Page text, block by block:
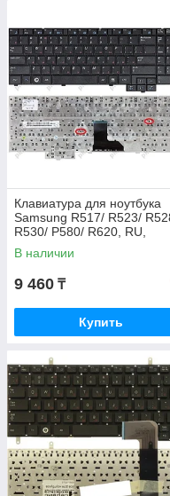
Клавиатура для ноутбука
Samsung R517/ R523/
R530/ P580/ R620, RU,
черная
В наличии
9 460 ₸
Купить